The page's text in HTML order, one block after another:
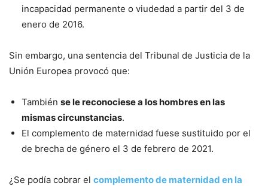
incapacidad permanente o viudedad a partir del 3 de
enero de 2016.
Sin embargo, una sentencia del Tribunal de Justicia de la
Unión Europea provocó que:
También se le reconociese a los hombres en las
mismas circunstancias.
El complemento de maternidad fuese sustituido por el
de brecha de género el 3 de febrero de 2021.
¿Se podía cobrar el complemento de maternidad en la